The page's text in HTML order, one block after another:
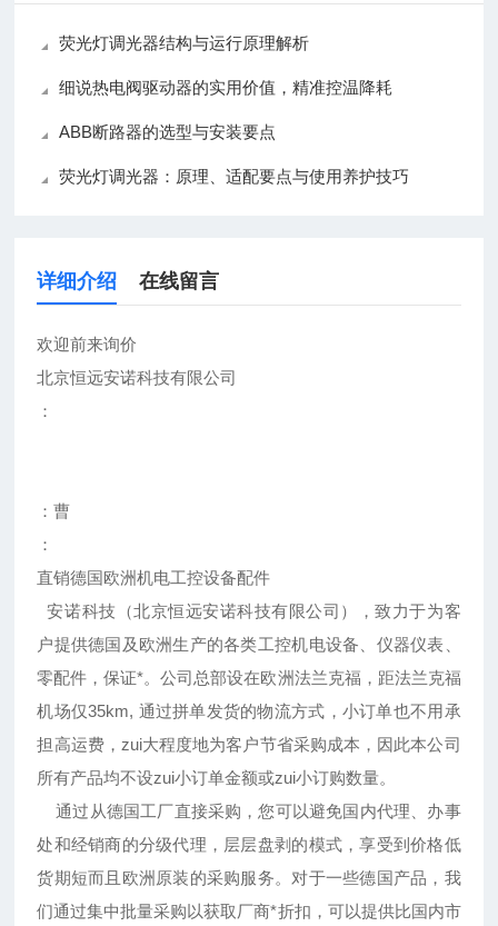
荧光灯调光器结构与运行原理解析
细说热电阀驱动器的实用价值，精准控温降耗
ABB断路器的选型与安装要点
荧光灯调光器：原理、适配要点与使用养护技巧
详细介绍 在线留言
欢迎前来询价
北京恒远安诺科技有限公司
：
：曹
：
直销德国欧洲机电工控设备配件
安诺科技（北京恒远安诺科技有限公司），致力于为客
户提供德国及欧洲生产的各类工控机电设备、仪器仪表、
零配件，保证*。公司总部设在欧洲法兰克福，距法兰克福
机场仅35km, 通过拼单发货的物流方式，小订单也不用承
担高运费，zui大程度地为客户节省采购成本，因此本公司
所有产品均不设zui小订单金额或zui小订购数量。
通过从德国工厂直接采购，您可以避免国内代理、办事
处和经销商的分级代理，层层盘剥的模式，享受到价格低
货期短而且欧洲原装的采购服务。对于一些德国产品，我
们通过集中批量采购以获取厂商*折扣，可以提供比国内市